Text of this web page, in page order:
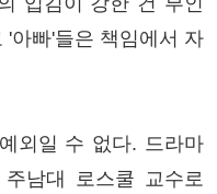
'아빠'들은 책임에서 자
외일 수 없다. 드라마
남대 로스쿨 교수로